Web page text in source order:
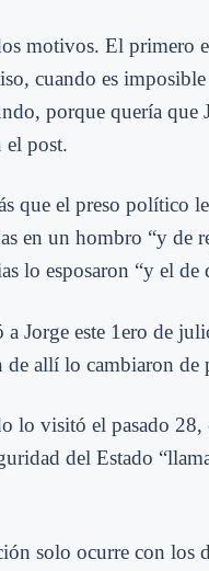
motivos. El primero
cuando es
porque quería
el post.
que el preso político
en un hombro “y de
lo esposaron “y el
Jorge este 1ero de
de allí lo cambiaron de
lo visitó el pasado 28,
del Estado
solo ocurre con